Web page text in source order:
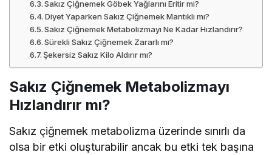
Sakız Çiğnemek Göbek Yağlarını Eritir mi?
Diyet Yaparken Sakız Çiğnemek Mantıklı mı?
Sakız Çiğnemek Metabolizmayı Ne Kadar Hızlandırır?
Sürekli Sakız Çiğnemek Zararlı mı?
Şekersiz Sakız Kilo Aldırır mı?
Sakız Çiğnemek Metabolizmayı
Hızlandırır mı?
Sakız çiğnemek metabolizma üzerinde sınırlı da
olsa bir etki oluşturabilir ancak bu etki tek başına